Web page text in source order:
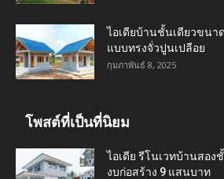
ไอเดียบ้านชั้นเดียวขนา
แบบทรงจั่วปูนเปลือย
กุมภาพันธ์ 8, 2025
โพสต์ที่เป็นที่นิยม
ไอเดีย รีโนเวทบ้านสอ
งบก่อสร้าง 9 แสนบาท